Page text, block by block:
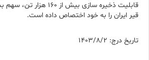
قابلیت ذخیره سازی بیش از
قیر ایران را به خود اختصاص داده است.
تاریخ درج: 1403/8/2